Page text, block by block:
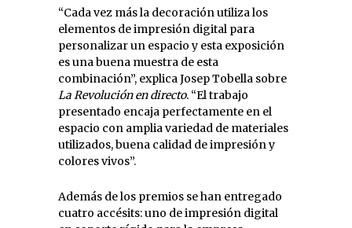
“Cada vez más la decoración utiliza los
elementos de impresión digital para
personalizar un espacio y esta exposición
es una buena muestra de esta
combinación”, explica Josep Tobella sobre
La Revolución en directo. “El trabajo
presentado encaja perfectamente en el
espacio con amplia variedad de materiales
utilizados, buena calidad de impresión y
colores vivos”.
Además de los premios se han entregado
cuatro accésits: uno de impresión digital